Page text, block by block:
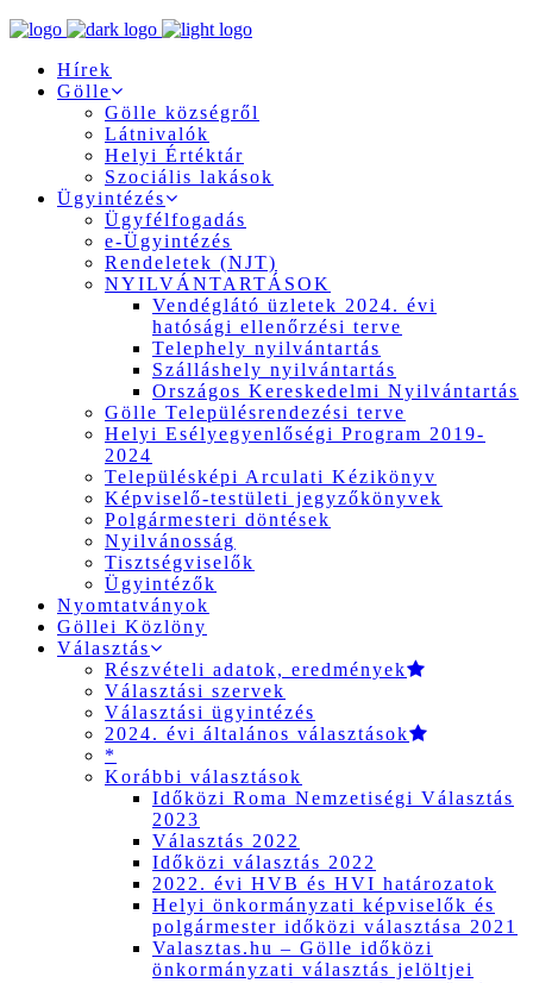
Hírek
Gölle
Gölle községről
Látnivalók
Helyi Értéktár
Szociális lakások
Ügyintézés
Ügyfélfogadás
e-Ügyintézés
Rendeletek (NJT)
NYILVÁNTARTÁSOK
Vendéglátó üzletek 2024. évi
hatósági ellenőrzési terve
Telephely nyilvántartás
Szálláshely nyilvántartás
Országos Kereskedelmi Nyilvántartás
Gölle Településrendezési terve
Helyi Esélyegyenlőségi Program 2019-
2024
Településképi Arculati Kézikönyv
Képviselő-testületi jegyzőkönyvek
Polgármesteri döntések
Nyilvánosság
Tisztségviselők
Ügyintézők
Nyomtatványok
Göllei Közlöny
Választás
Részvételi adatok, eredmények
Választási szervek
Választási ügyintézés
2024. évi általános választások
*
Korábbi választások
Időközi Roma Nemzetiségi Választás
2023
Választás 2022
Időközi választás 2022
2022. évi HVB és HVI határozatok
Helyi önkormányzati képviselők és
polgármester időközi választása 2021
Valasztas.hu – Gölle időközi
önkormányzati választás jelöltjei